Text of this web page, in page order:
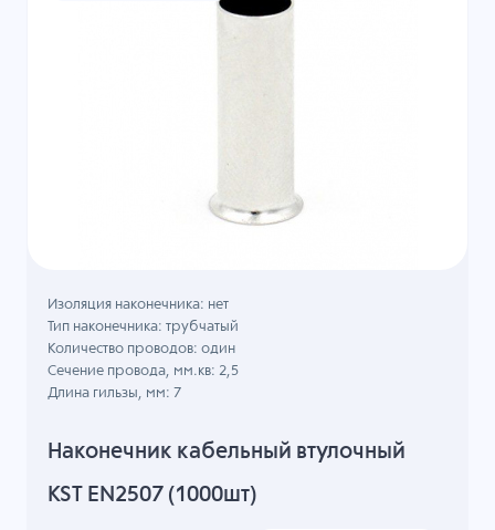
Наконечник кабельный втулочный
KST EN2507 (1000шт)
Изоляция наконечника: нет
Тип наконечника: трубчатый
Количество проводов: один
Сечение провода, мм.кв: 2,5
Длина гильзы, мм: 7